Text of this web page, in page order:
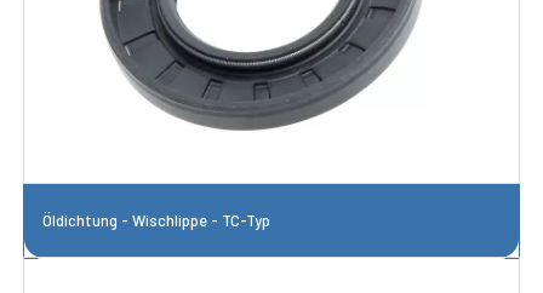
Öldichtung - Wischlippe - TC-Typ